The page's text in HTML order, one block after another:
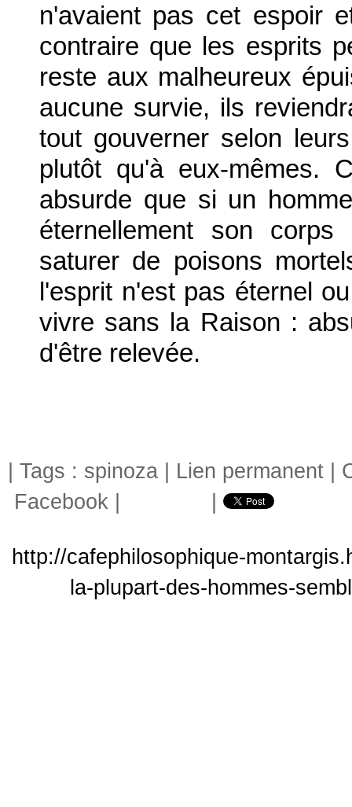
n'avaient pas cet espoir
contraire que les esprits
reste aux malheureux
aucune survie, ils
tout gouverner selon
plutôt qu'à eux-mêmes.
absurde que si un
éternellement son
saturer de poisons
l'esprit n'est pas éternel
vivre sans la Raison :
d'être relevée.
| Tags : spinoza Lien permanent
Facebook
http://cafephilosophique-
la-plupart-des-hommes-